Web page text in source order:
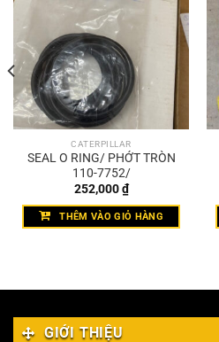
CATERPILLAR
SEAL O RING/ PHỚT TRÒN
110-7752/
252,000₫
THÊM VÀO GIỎ HÀNG
GIỚI THIỆU